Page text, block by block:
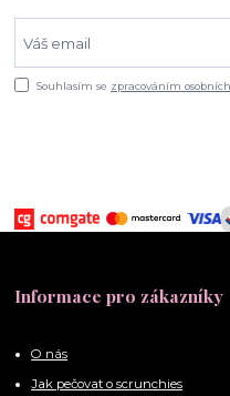
Souhlasím se zpracováním
Informace pro zákazníky
O nás
Jak pečovat o scrunchies